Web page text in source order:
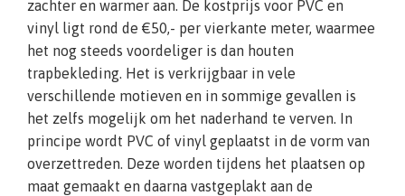
zachter en warmer aan. De kostprijs voor PVC en
vinyl ligt rond de €50,- per vierkante meter, waarmee
het nog steeds voordeliger is dan houten
trapbekleding. Het is verkrijgbaar in vele
verschillende motieven en in sommige gevallen is
het zelfs mogelijk om het naderhand te verven. In
principe wordt PVC of vinyl geplaatst in de vorm van
overzettreden. Deze worden tijdens het plaatsen op
maat gemaakt en daarna vastgeplakt aan de